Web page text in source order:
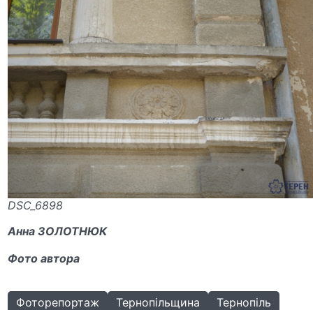
DSC_6898
Анна ЗОЛОТНЮК
Фото автора
Фоторепортаж Тернопільщина
Тернопіль